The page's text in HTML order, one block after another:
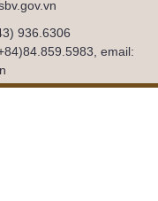
936.6306
email: